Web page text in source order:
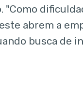
"Como
abrem a
busca de